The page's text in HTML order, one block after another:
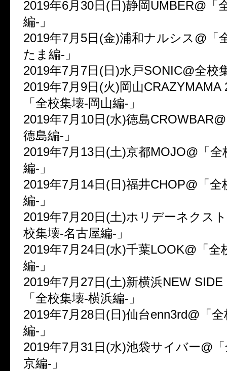
2019年6月30日(日)静岡UMBER@「
編-」
2019年7月5日(金)浦和ナルシス@「
たま編-」
2019年7月7日(日)水戸SONIC@全校
2019年7月9日(火)岡山CRAZYMAMA
「全校集壊-岡山編-」
2019年7月10日(水)徳島
徳島編-」
2019年7月13日(土)京都MOJO@「全
編-」
2019年7月14日(日)福井CHOP@「全
編-」
2019年7月20日(土)ホリデーネクス
校集壊-名古屋編-」
2019年7月24日(水)千葉LOOK@「全
編-」
2019年7月27日(土)新横浜NEW
「全校集壊-横浜編-」
2019年7月28日(日)仙台enn3rd@「
編-」
2019年7月31日(水)池袋サイバー@
京編-」